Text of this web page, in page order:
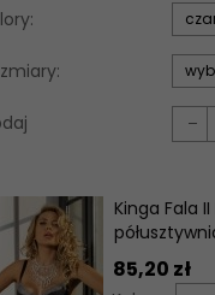
Kinga Fala
85,20 zł